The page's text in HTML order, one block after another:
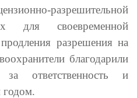
разрешительной
для своевременной
разрешения на
благодарили
ответственность и
годом.